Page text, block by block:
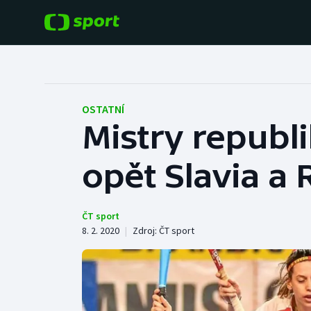
Hokej
Tenis
Cyklistika
Baseball a softbal
Basketbal
Boby a skeleton
Box
OSTATNÍ
Mistry
opět Slavia a
ČT sport
8. 2. 2020 | Zdroj: ČT sport